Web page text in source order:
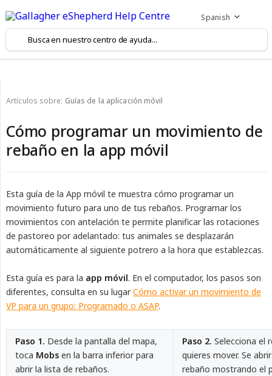
Spanish
Artículos sobre: Guías de la aplicación móvil
Cómo programar un movimiento de
rebaño en la app móvil
Esta guía de la App móvil te muestra cómo programar un
movimiento futuro para uno de tus rebaños. Programar los
movimientos con antelación te permite planificar las rotaciones
de pastoreo por adelantado: tus animales se desplazarán
automáticamente al siguiente potrero a la hora que establezcas.
Esta guía es para la app móvil. En el computador, los pasos son
diferentes, consulta en su lugarCómo activar un movimiento de
VP para un grupo: Programado o ASAP.
Paso 1. Desde la pantalla del mapa,
toca Mobs en la barra inferior para
abrir la lista de rebaños.
Paso 2. Selecciona el
quieres mover. Se
rebaño mostrando el